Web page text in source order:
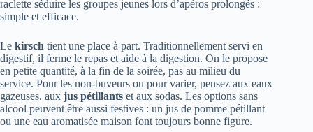
raclette séduire les groupes jeunes lors d’apéros prolongés :
simple et efficace.
Le kirsch tient une place à part. Traditionnellement servi en
digestif, il ferme le repas et aide à la digestion. On le propose
en petite quantité, à la fin de la soirée, pas au milieu du
service. Pour les non-buveurs ou pour varier, pensez aux eaux
gazeuses, aux jus pétillants et aux sodas. Les options sans
alcool peuvent être aussi festives : un jus de pomme pétillant
ou une eau aromatisée maison font toujours bonne figure.